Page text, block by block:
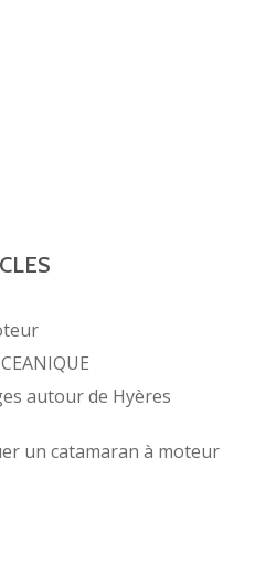
autour de Hyères
un catamaran à moteur